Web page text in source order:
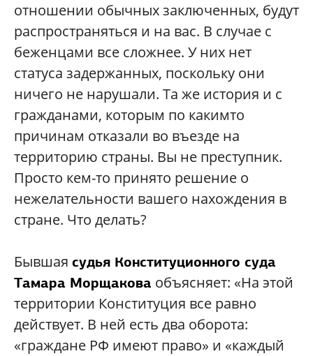
отношении обычных заключенных, будут
распространяться и на вас. В случае с
беженцами все сложнее. У них нет
статуса задержанных, поскольку они
ничего не нарушали. Та же история и с
гражданами, которым по какимто
причинам отказали во въезде на
территорию страны. Вы не преступник.
Просто кем-то принято решение о
нежелательности вашего нахождения в
стране. Что делать?
Бывшая судья Конституционного суда
Тамара Морщакова объясняет: «На этой
территории Конституция все равно
действует. В ней есть два оборота:
«граждане РФ имеют право» и «каждый